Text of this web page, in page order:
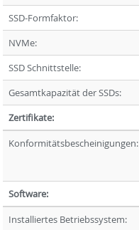
SSD-Formfaktor:
NVMe:
SSD Schnittstelle:
Gesamtkapazität der SSDs:
Zertifikate:
Konformitätsbescheinigungen:
Software:
Installiertes Betriebssystem: